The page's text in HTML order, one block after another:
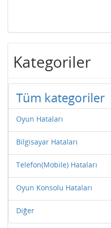
Kategoriler
Tüm kategoriler
Oyun Hataları
Bilgisayar Hataları
Telefon(Mobile) Hataları
Oyun Konsolu Hataları
Diğer